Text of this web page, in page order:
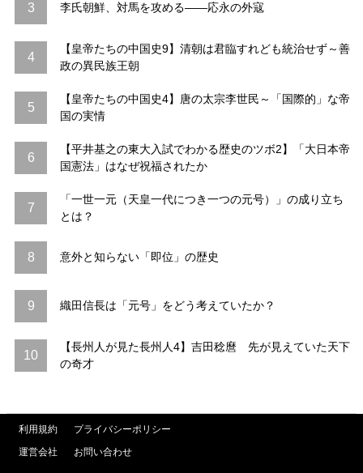
3 李氏朝鮮、対馬を攻める――応永の外寇
4
【皇帝たちの中国史9】清朝は君臨すれども統治せず～善
政の異民族王朝
5
【皇帝たちの中国史4】唐の太宗李世民～「国際的」な帝
国の実情
6
【平井基之の東大入試でわかる歴史のツボ2】「大日本帝
国憲法」はなぜ祝福されたか
7
「一世一元（天皇一代につき一つの元号）」の成り立ち
とは？
8 意外と知らない「即位」の歴史
9 織田信長は「元号」をどう考えていたか？
10
【長州人が見た長州人4】吉田稔麿 先が見えていた天下
の奇才
利用規約
プライバシーポリシー
運営会社
お問い合わせ